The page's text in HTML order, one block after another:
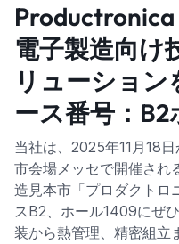
Productronica
電子製造向け
リューショ
ース番号：
当社は、2025年11月18
市会場メッセで開催され
造見本市「プロダクトロ
スB2、ホール1409にぜ
装から熱管理、精密組立